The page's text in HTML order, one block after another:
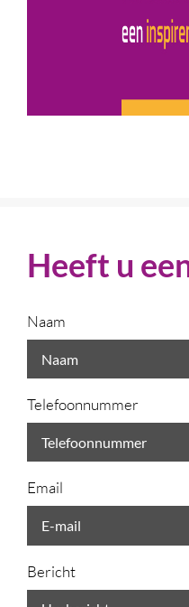
Heeft u
Naam
Telefoonnummer
Email
Bericht